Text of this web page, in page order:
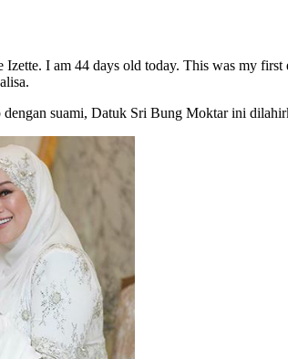
I am 44 days old today. This was my
suami, Datuk Sri Bung Moktar ini